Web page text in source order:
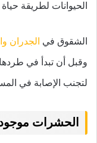
الحيوانات لطريقة
الشقوق في الجدران
وقبل أن تبدأ في
لتجنب الإصابة في
الحشرات